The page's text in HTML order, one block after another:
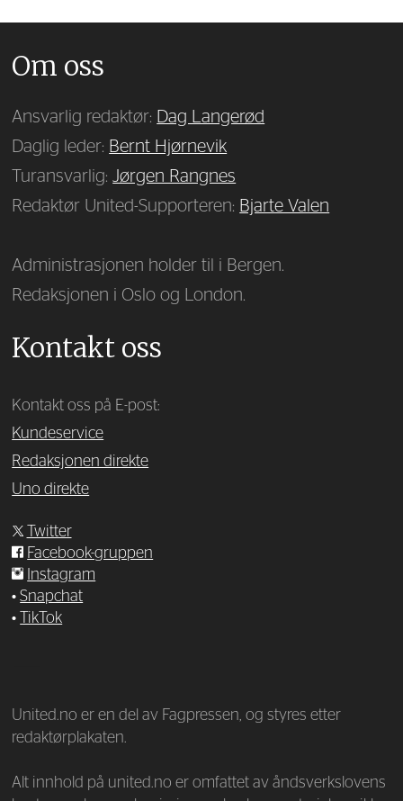
Om oss
Ansvarlig redaktør: Dag Langerød
Daglig leder: Bernt Hjørnevik
Turansvarlig:Jørgen Rangnes
Redaktør United-Supporteren: Bjarte Valen
Administrasjonen holder til i Bergen.
Redaksjonen i Oslo og London.
Kontakt oss
Kontakt oss på E-post:
Kundeservice
Redaksjonen direkte
Uno direkte
Twitter
Facebook-gruppen
Instagram
•Snapchat
•
TikTok
United.no er en del av Fagpressen, og styres etter
redaktørplakaten.
Alt innhold på united.no er omfattet av åndsverkslovens